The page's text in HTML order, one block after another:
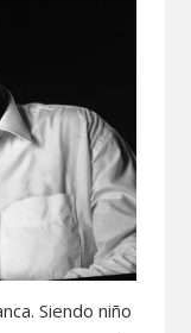
Siendo niño